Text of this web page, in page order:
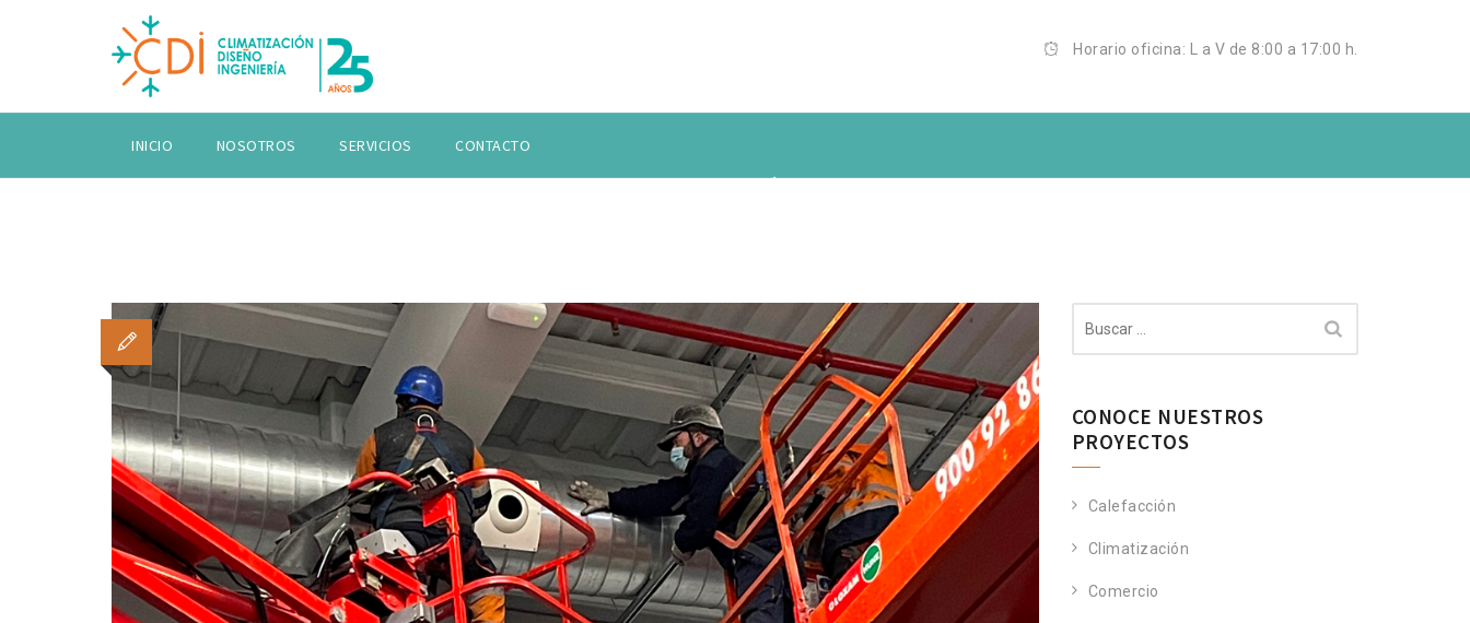
Horario oficina: L a V de 8:00 a 17:00 h.
INICIO NOSOTROS SERVICIOS CONTACTO
CONOCE NUESTROS
PROYECTOS
Calefacción
Climatización
Comercio